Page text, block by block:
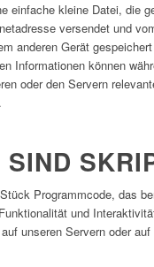
einfache kleine Datei, die
versendet und
anderen Gerät
Informationen können
oder den Servern
SIND
Programmcode, das
und
unseren Servern oder